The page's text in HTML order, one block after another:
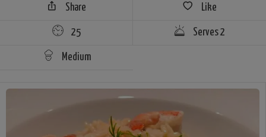
Share Like
25 Serves 2
Medium